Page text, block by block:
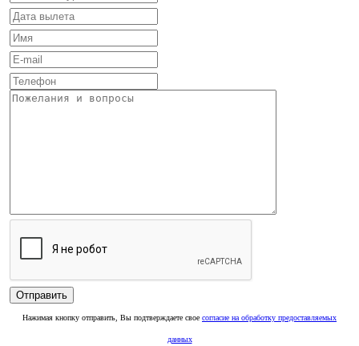
Нажимая кнопку отправить, Вы подтверждаете свое согласие на обработку предоставляемых
данных